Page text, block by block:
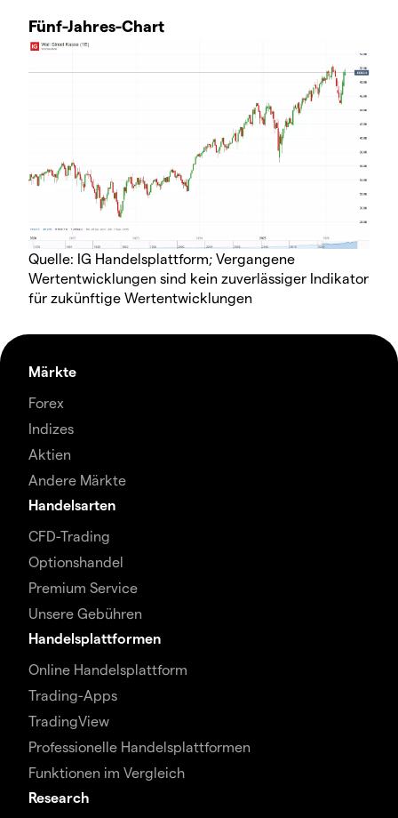
Fünf-Jahres-Chart
Quelle: IG Handelsplattform; Vergangene
Wertentwicklungen sind kein zuverlässiger Indikator
für zukünftige Wertentwicklungen
Märkte
Forex
Indizes
Aktien
Andere Märkte
Handelsarten
CFD-Trading
Optionshandel
Premium Service
Unsere Gebühren
Handelsplattformen
Online Handelsplattform
Trading-Apps
TradingView
Professionelle Handelsplattformen
Funktionen im Vergleich
Research